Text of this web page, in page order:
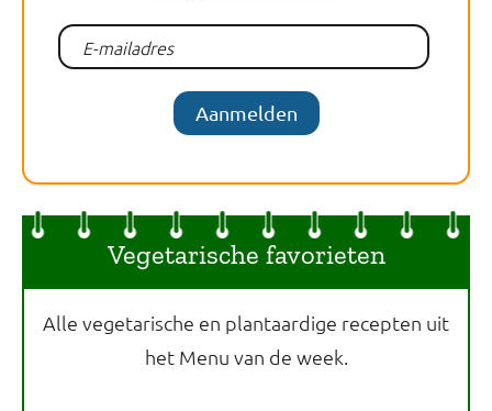
Aanmelden
Vegetarische favorieten
Alle vegetarische en plantaardige recepten uit
het Menu van de week.